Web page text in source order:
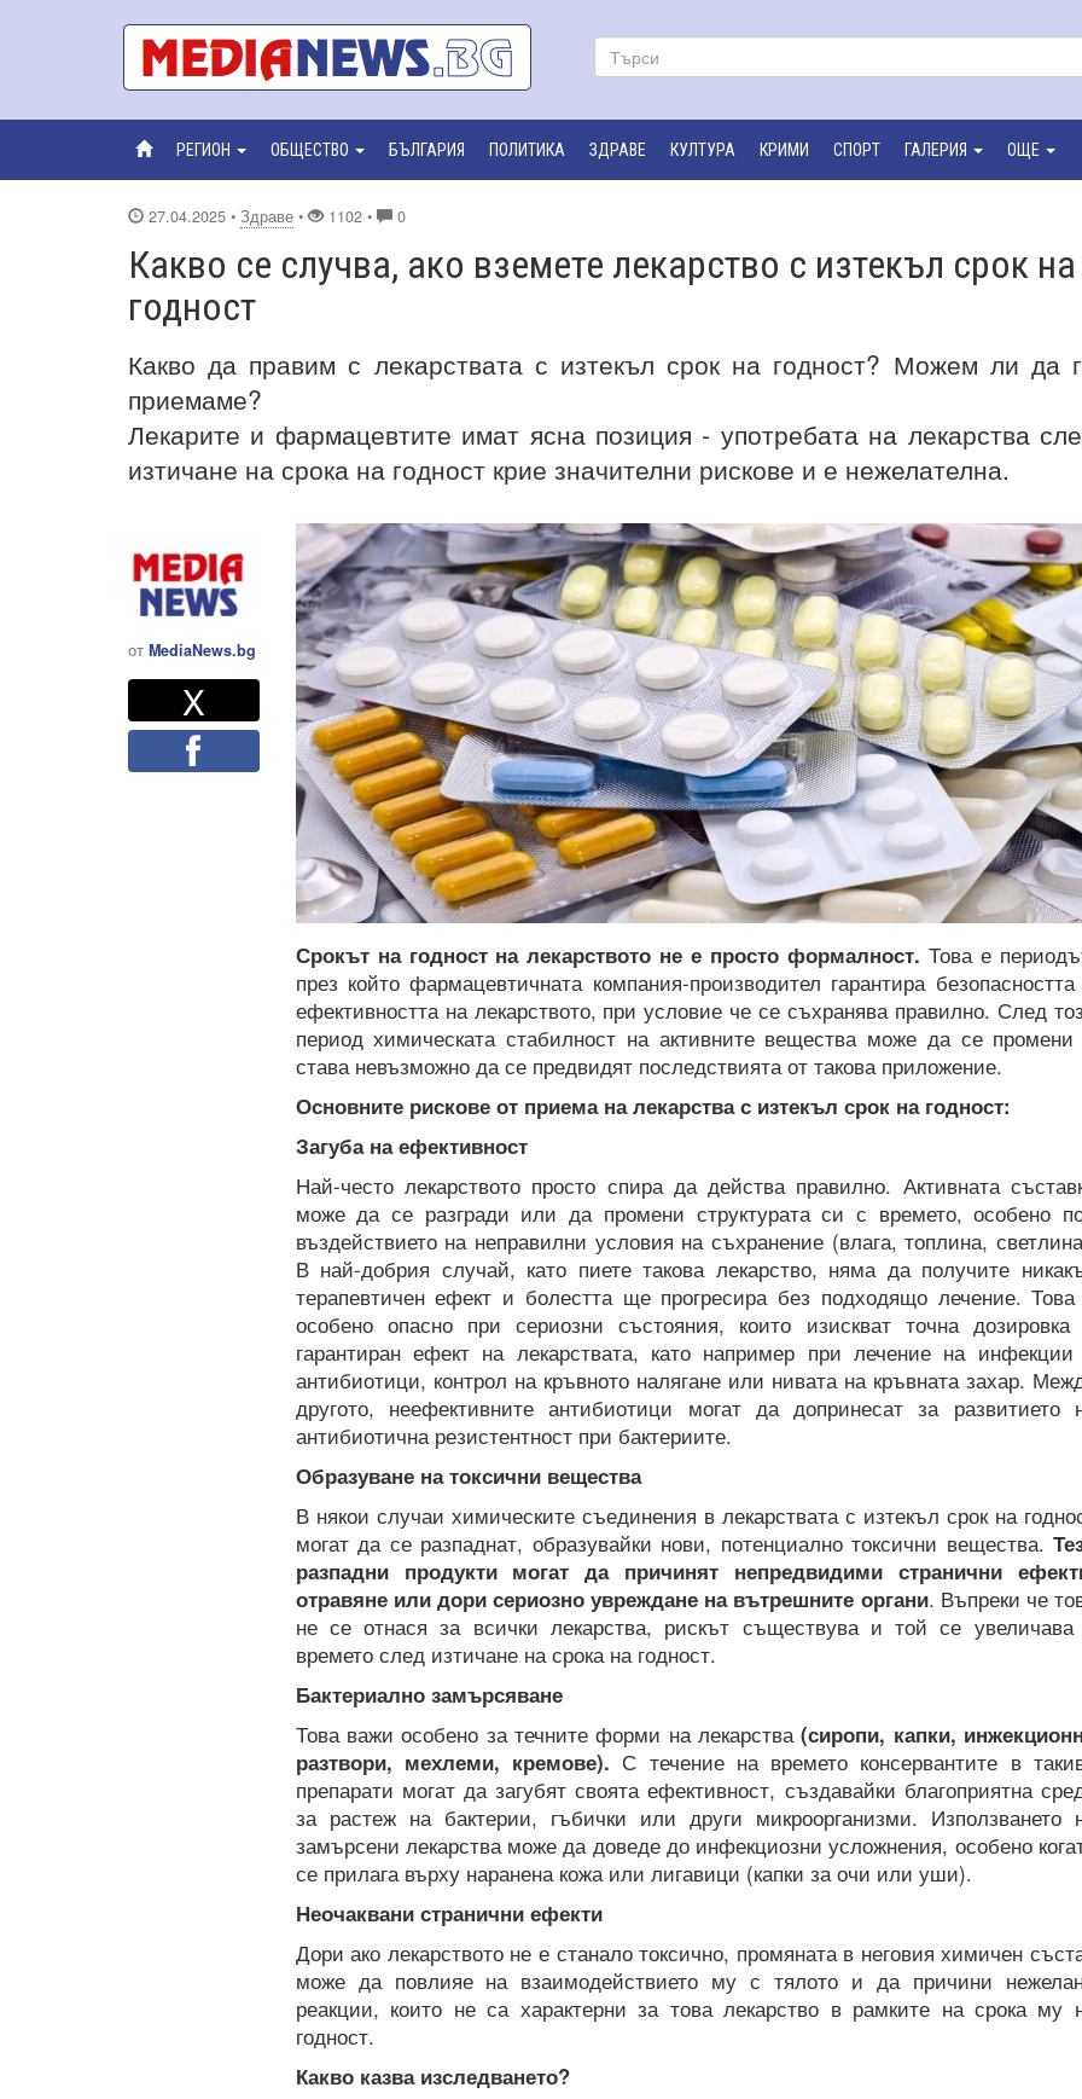
РЕГИОН ОБЩЕСТВО БЪЛГАРИЯ ПОЛИТИКА ЗДРАВЕ КУЛТУРА КРИМИ СПОРТ ГАЛЕРИЯ ОЩЕ
27.04.2025 • Здраве • 1102 • 0
Какво се случва, ако вземете лекарство с изтекъл срок на
годност
Какво да правим с лекарствата с изтекъл срок на годност? Можем ли да
приемаме?
Лекарите и фармацевтите имат ясна позиция - употребата на лекарства
изтичане на срока на годност крие значителни рискове и е нежелателна.
от MediaNews.bg
Споделете
XTwitter
Facebook
Срокът на годност на лекарството не е просто формалност.Това е
през който фармацевтичната компания-производител гарантира
ефективността на лекарството, при условие че се съхранява правилно. След
период химическата стабилност на активните вещества може да се
става невъзможно да се предвидят последствията от такова приложение.
Основните рискове от приема на лекарства с изтекъл срок на годност:
Загуба на ефективност
Най-често лекарството просто спира да действа правилно. Активната
може да се разгради или да промени структурата си с времето, особено
въздействието на неправилни условия на съхранение (влага, топлина,
В най-добрия случай, като пиете такова лекарство, няма да получите
терапевтичен ефект и болестта ще прогресира без подходящо лечение.
особено опасно при сериозни състояния, които изискват точна
гарантиран ефект на лекарствата, като например при лечение на
антибиотици, контрол на кръвното налягане или нивата на кръвната захар.
другото, неефективните антибиотици могат да допринесат за развитието
антибиотична резистентност при бактериите.
Образуване на токсични вещества
В някои случаи химическите съединения в лекарствата с изтекъл срок на
могат да се разпаднат, образувайки нови, потенциално токсични вещества.
разпадни продукти могат да причинят непредвидими странични
отравяне или дори сериозно увреждане на вътрешните органи. Въпреки че
не се отнася за всички лекарства, рискът съществува и той се
времето след изтичане на срока на годност.
Бактериално замърсяване
Това важи особено за течните форми на лекарства (сиропи, капки,
разтвори, мехлеми, кремове). С течение на времето консервантите в
препарати могат да загубят своята ефективност, създавайки благоприятна
за растеж на бактерии, гъбички или други микроорганизми. Използването
замърсени лекарства може да доведе до инфекциозни усложнения, особено
се прилага върху наранена кожа или лигавици (капки за очи или уши).
Неочаквани странични ефекти
Дори ако лекарството не е станало токсично, промяната в неговия химичен
може да повлияе на взаимодействието му с тялото и да причини
реакции, които не са характерни за това лекарство в рамките на срока му
годност.
Какво казва изследването?